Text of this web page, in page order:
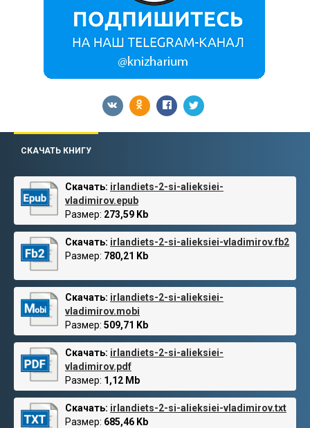
СКАЧАТЬ КНИГУ
Скачать: irlandiets-2-si-alieksiei-
vladimirov.epub
Размер: 273,59 Kb
Скачать: irlandiets-2-si-alieksiei-vladimirov.fb2
Размер: 780,21 Kb
Скачать: irlandiets-2-si-alieksiei-
vladimirov.mobi
Размер: 509,71 Kb
Скачать: irlandiets-2-si-alieksiei-
vladimirov.pdf
Размер: 1,12 Mb
Скачать: irlandiets-2-si-alieksiei-vladimirov.txt
Размер: 685,46 Kb